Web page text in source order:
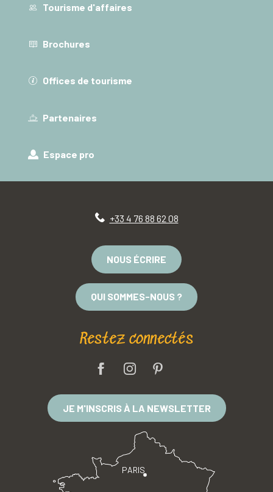
Tourisme d'affaires
Brochures
Offices de tourisme
Partenaires
Espace pro
+33 4 76 88 62 08
NOUS ÉCRIRE
QUI SOMMES-NOUS ?
Restez connectés
JE M'INSCRIS À LA NEWSLETTER
PARIS